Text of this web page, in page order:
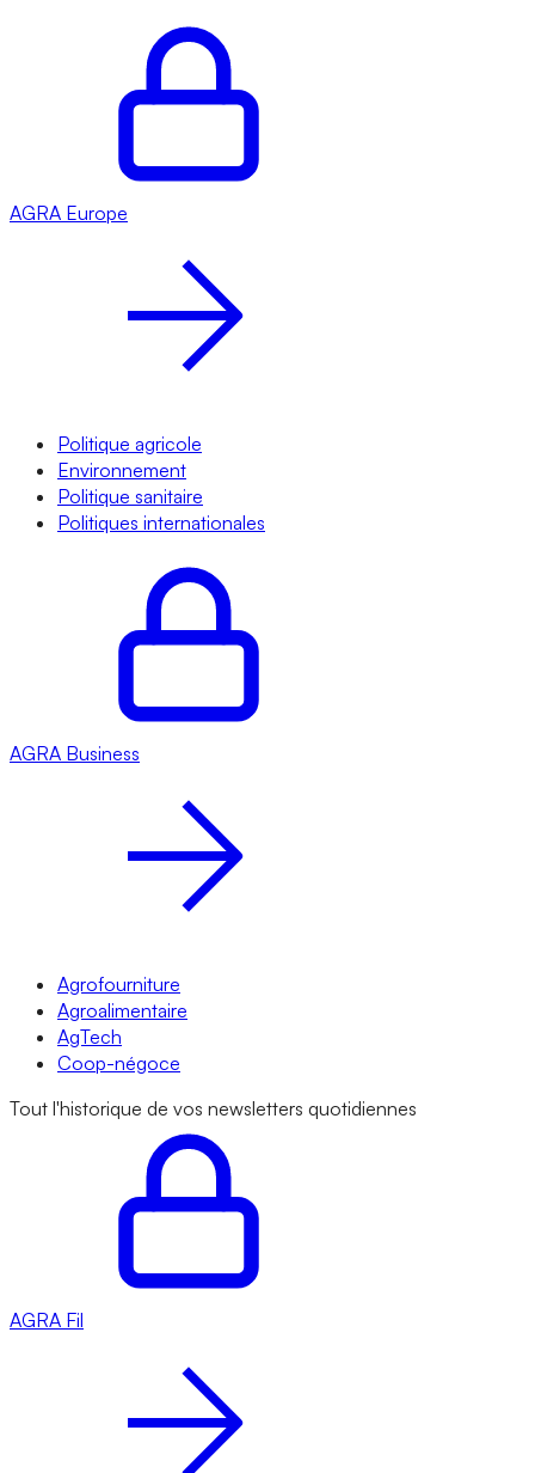
AGRA Europe
Politique agricole
Environnement
Politique sanitaire
Politiques internationales
AGRA Business
Agrofourniture
Agroalimentaire
AgTech
Coop-négoce
Tout l'historique de vos newsletters quotidiennes
AGRA Fil